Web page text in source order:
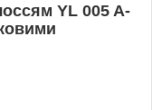
YL 005 A-